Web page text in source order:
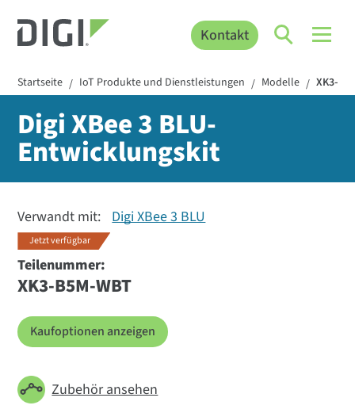
Kontakt
Startseite / IoT Produkte und Dienstleistungen / Modelle / XK3-
Digi XBee 3 BLU-
Entwicklungskit
Verwandt mit: Digi XBee 3 BLU
Jetzt verfügbar
Teilenummer:
XK3-B5M-WBT
Kaufoptionen anzeigen
Zubehör ansehen